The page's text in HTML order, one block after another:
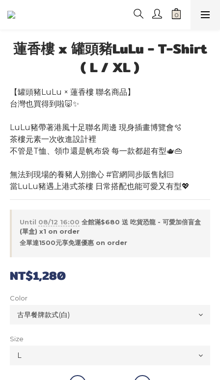
蓮香樓 x 罐頭豬LuLu - T-Shirt
( L / XL )
【罐頭豬LuLu × 蓮香樓 聯名商品】
台灣也買得到啦🐷✨
LuLu豬帶著港風十足聯名周邊 現身插畫博覽會🫧
茶樓元素一次收進設計裡
不管是T恤、領巾還是帆布袋 每一款都超有型🫖👜
無法到現場的養豬人別擔心 #官網同步販售🙌🏻
當LuLu豬遇上港式茶樓 日常搭配也能可愛又有型💖
Until 08/12 16:00 全館滿$680 送 吃貨恐龍 - 可愛加倍盲盒
(單盒) x1 on order
全單達1500元享免運優惠 on order
NT$1,280
Color
Size